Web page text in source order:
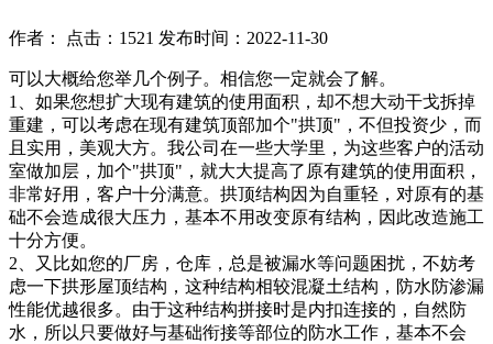
作者： 点击：1521 发布时间：2022-11-30
可以大概给您举几个例子。相信您一定就会了解。
1、如果您想扩大现有建筑的使用面积，却不想大动干戈拆掉
重建，可以考虑在现有建筑顶部加个"拱顶"，不但投资少，而
且实用，美观大方。我公司在一些大学里，为这些客户的活动
室做加层，加个"拱顶"，就大大提高了原有建筑的使用面积，
非常好用，客户十分满意。拱顶结构因为自重轻，对原有的基
础不会造成很大压力，基本不用改变原有结构，因此改造施工
十分方便。
2、又比如您的厂房，仓库，总是被漏水等问题困扰，不妨考
虑一下拱形屋顶结构，这种结构相较混凝土结构，防水防渗漏
性能优越很多。由于这种结构拼接时是内扣连接的，自然防
水，所以只要做好与基础衔接等部位的防水工作，基本不会